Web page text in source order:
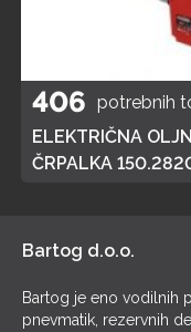
406 potrebnih
ELEKTRIČNA
ČRPALKA
Bartog d.o.o.
Bartog je eno vodilnih
pnevmatik, rezervnih